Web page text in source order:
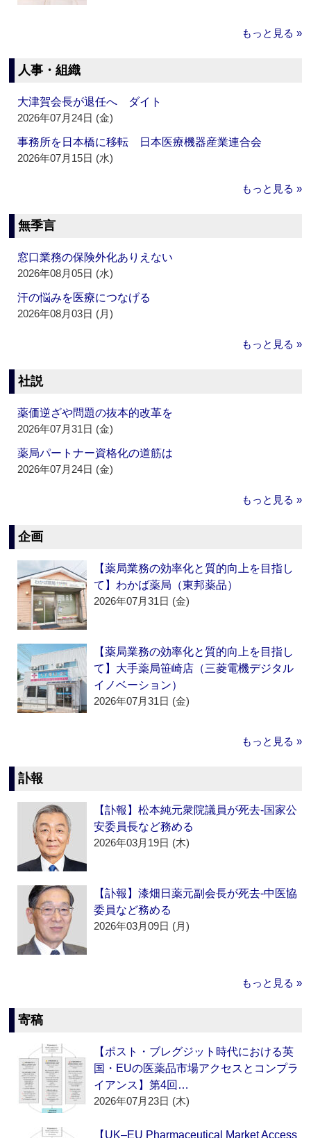
もっと見る »
人事・組織
大津賀会長が退任へ ダイト
2026年07月24日 (金)
事務所を日本橋に移転 日本医療機器産業連合会
2026年07月15日 (水)
もっと見る »
無季言
窓口業務の保険外化ありえない
2026年08月05日 (水)
汗の悩みを医療につなげる
2026年08月03日 (月)
もっと見る »
社説
薬価逆ざや問題の抜本的改革を
2026年07月31日 (金)
薬局パートナー資格化の道筋は
2026年07月24日 (金)
もっと見る »
企画
【薬局業務の効率化と質的向上を目指し
て】わかば薬局（東邦薬品）
2026年07月31日 (金)
【薬局業務の効率化と質的向上を目指し
て】大手薬局笹崎店（三菱電機デジタル
イノベーション）
2026年07月31日 (金)
もっと見る »
訃報
【訃報】松本純元衆院議員が死去‐国家公
安委員長など務める
2026年03月19日 (木)
【訃報】漆畑日薬元副会長が死去‐中医協
委員など務める
2026年03月09日 (月)
もっと見る »
寄稿
【ポスト・ブレグジット時代における英
国・EUの医薬品市場アクセスとコンプラ
イアンス】第4回…
2026年07月23日 (木)
【UK–EU Pharmaceutical Market Access